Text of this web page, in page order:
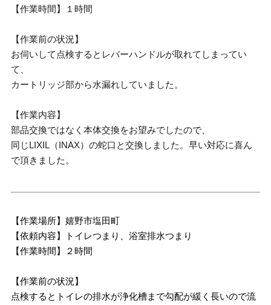
【作業時間】１時間
【作業前の状況】
お伺いして点検するとレバーハンドルが取れてしまってい
て、
カートリッジ部から水漏れしていました。
【作業内容】
部品交換ではなく本体交換をお望みでしたので、
同じLIXIL（INAX）の蛇口と交換しました。早い対応に喜ん
で頂きました。
【作業場所】嬉野市塩田町
【依頼内容】トイレつまり、浴室排水つまり
【作業時間】２時間
【作業前の状況】
点検するとトイレの排水が浄化槽まで勾配が緩く長いので流